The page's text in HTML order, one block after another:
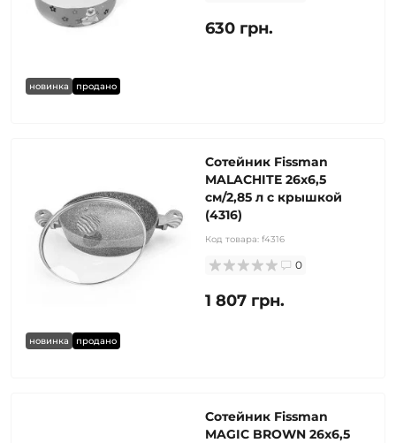
новинка продано
630 грн.
новинка продано
Сотейник Fissman
MALACHITE 26x6,5
см/2,85 л с крышкой
(4316)
Код товара: f4316
0
1 807 грн.
Сотейник Fissman
MAGIC BROWN 26x6,5